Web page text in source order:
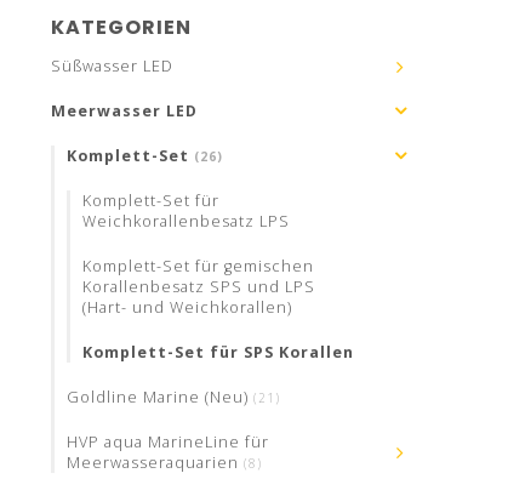
KATEGORIEN
Süßwasser LED
Meerwasser LED
Komplett-Set (26)
Komplett-Set für
Weichkorallenbesatz LPS
Komplett-Set für gemischen
Korallenbesatz SPS und LPS
(Hart- und Weichkorallen)
Komplett-Set für SPS Korallen
Goldline Marine (Neu) (21)
HVP aqua MarineLine für
Meerwasseraquarien (8)